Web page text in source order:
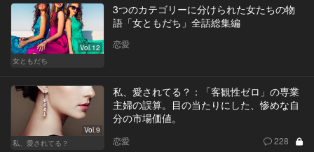
Vol.12
女ともだち
3つのカテゴリーに分けられた女たちの物
語「女ともだち」全話総集編
恋愛
Vol.9
私、愛されてる？
私、愛されてる？：「客観性ゼロ」の専業
主婦の誤算。目の当たりにした、惨めな自
分の市場価値。
恋愛 228